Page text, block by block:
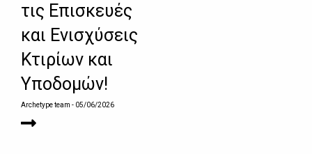
τις Επισκευές
και Ενισχύσεις
Κτιρίων και
Υποδομών!
Archetype team - 05/06/2026